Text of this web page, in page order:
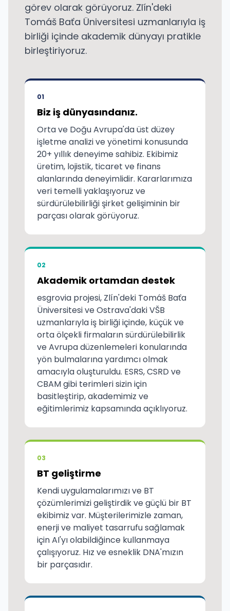
görev olarak görüyoruz. Zlín'deki
Tomáš Baťa Üniversitesi uzmanlarıyla iş
birliği içinde akademik dünyayı pratikle
birleştiriyoruz.
01
Biz iş dünyasındanız.
Orta ve Doğu Avrupa'da üst düzey
işletme analizi ve yönetimi konusunda
20+ yıllık deneyime sahibiz. Ekibimiz
üretim, lojistik, ticaret ve finans
alanlarında deneyimlidir. Kararlarımıza
veri temelli yaklaşıyoruz ve
sürdürülebilirliği şirket gelişiminin bir
parçası olarak görüyoruz.
02
Akademik ortamdan destek
esgrovia projesi, Zlín'deki Tomáš Baťa
Üniversitesi ve Ostrava'daki VŠB
uzmanlarıyla iş birliği içinde, küçük ve
orta ölçekli firmaların sürdürülebilirlik
ve Avrupa düzenlemeleri konularında
yön bulmalarına yardımcı olmak
amacıyla oluşturuldu. ESRS, CSRD ve
CBAM gibi terimleri sizin için
basitleştirip, akademimiz ve
eğitimlerimiz kapsamında açıklıyoruz.
03
BT geliştirme
Kendi uygulamalarımızı ve BT
çözümlerimizi geliştirdik ve güçlü bir BT
ekibimiz var. Müşterilerimizle zaman,
enerji ve maliyet tasarrufu sağlamak
için AI'yı olabildiğince kullanmaya
çalışıyoruz. Hız ve esneklik DNA'mızın
bir parçasıdır.